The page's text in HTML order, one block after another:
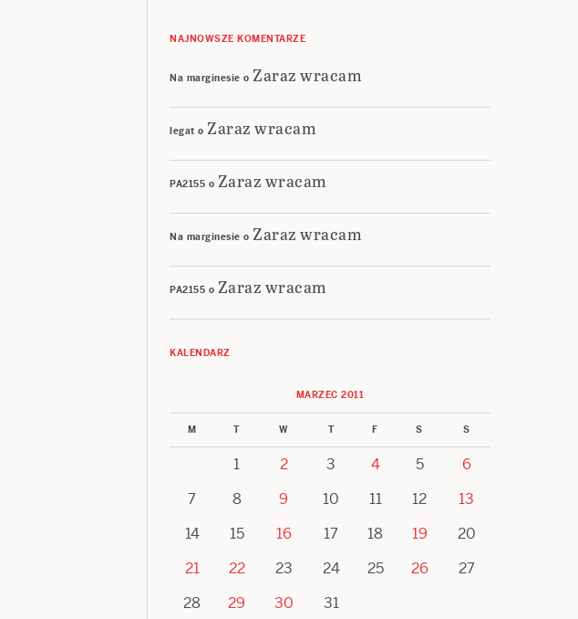
NAJNOWSZE KOMENTARZE
Na marginesie o Zaraz wracam
legat o Zaraz wracam
PA2155 o Zaraz wracam
Na marginesie o Zaraz wracam
PA2155 o Zaraz wracam
KALENDARZ
MARZEC 2011
M T W T F S S
1 2 3 4 5
6
7
8 9 10 11 12
13
14
15 16 17 18 19
20
21
22 23 24 25 26
27
28
29 30
31